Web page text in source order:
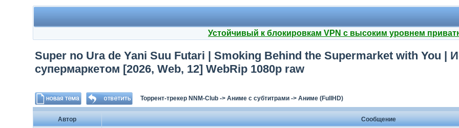
Устойчивый к блокировкам VPN с высоким уровнем
Super no Ura de Yani Suu Futari | Smoking Behind the Supermarket with You |
супермаркетом [2026, Web, 12] WebRip 1080p raw
Торрент-трекер NNM-Club-> Аниме с субтитрами-> Аниме (FullHD)
Автор
Сообщение